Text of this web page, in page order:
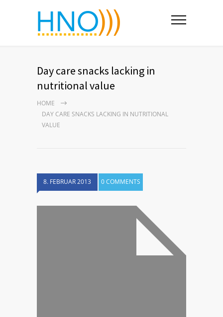
Day care snacks lacking in
nutritional value
HOME
DAY CARE SNACKS LACKING IN NUTRITIONAL
VALUE
8. FEBRUAR 2013 0 COMMENTS